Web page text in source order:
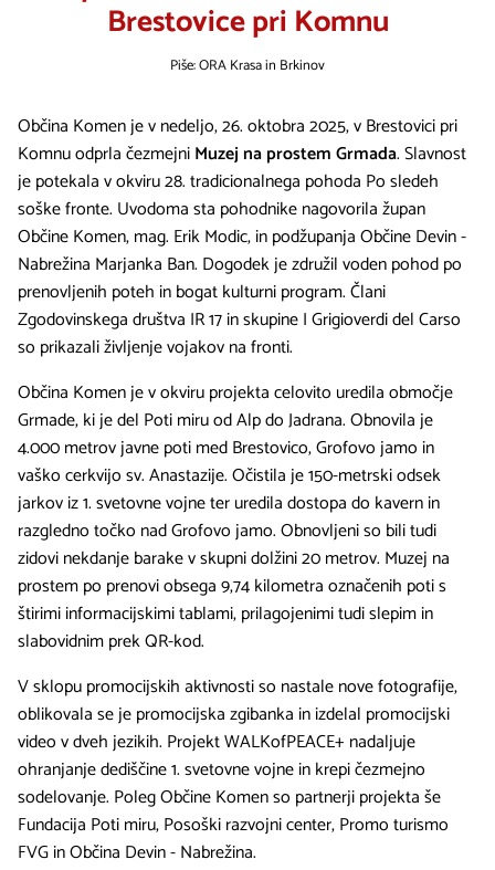
Brestovice pri Komnu
Piše: ORA Krasa in Brkinov
Občina Komen je v nedeljo, 26. oktobra 2025, v Brestovici pri
Komnu odprla čezmejniMuzej na prostem Grmada. Slavnost
je potekala v okviru 28. tradicionalnega pohoda Po sledeh
soške fronte. Uvodoma sta pohodnike nagovorila župan
Občine Komen, mag. Erik Modic, in podžupanja Občine Devin -
Nabrežina Marjanka Ban. Dogodek je združil voden pohod po
prenovljenih poteh in bogat kulturni program. Člani
Zgodovinskega društva IR 17 in skupine I Grigioverdi del Carso
so prikazali življenje vojakov na fronti.
Občina Komen je v okviru projekta celovito uredila območje
Grmade, ki je del Poti miru od Alp do Jadrana. Obnovila je
4.000 metrov javne poti med Brestovico, Grofovo jamo in
vaško cerkvijo sv. Anastazije. Očistila je 150-metrski odsek
jarkov iz 1. svetovne vojne ter uredila dostopa do kavern in
razgledno točko nad Grofovo jamo. Obnovljeni so bili tudi
zidovi nekdanje barake v skupni dolžini 20 metrov. Muzej na
prostem po prenovi obsega 9,74 kilometra označenih poti s
štirimi informacijskimi tablami, prilagojenimi tudi slepim in
slabovidnim prek QR-kod.
V sklopu promocijskih aktivnosti so nastale nove fotografije,
oblikovala se je promocijska zgibanka in izdelal promocijski
video v dveh jezikih. Projekt WALKofPEACE+ nadaljuje
ohranjanje dediščine 1. svetovne vojne in krepi čezmejno
sodelovanje. Poleg Občine Komen so partnerji projekta še
Fundacija Poti miru, Posoški razvojni center, Promo turismo
FVG in Občina Devin - Nabrežina.